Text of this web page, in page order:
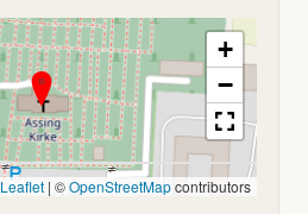
+
−
Leaflet | ©OpenStreetMapcontributors